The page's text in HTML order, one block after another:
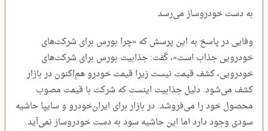
به دست خودروساز می‌رسد
وفایی در پاسخ به این پرسش که «چرا بورس برای شرکت‌های
خودرویی جذاب است»، گفت: جذابیت بورس برای شرکت‌های
خودرویی، کشف قیمت نیست زیرا قیمت خودرو هم‌اکنون در بازار
کشف می‌شود. دلیل جذابیت اینست که شرکت با قیمت مصوب
محصول خود را می‌فروشد. در بازار برای ایران‌خودرو و سایپا حاشیه
سودی وجود دارد اما این حاشیه سود به دست خودروساز نمی‌آید.